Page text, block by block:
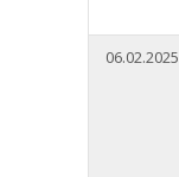
06.02.2025